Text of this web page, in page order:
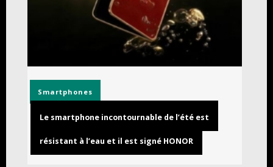
Smartphones
Le smartphone incontournable de l’été est
résistant à l’eau et il est signé HONOR